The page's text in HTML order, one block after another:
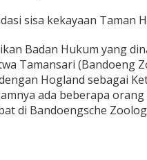
sisa kekayaan Taman
Badan Hukum yang
Tamansari (Bandoeng
Hogland sebagai
ada beberapa
di Bandoengsche